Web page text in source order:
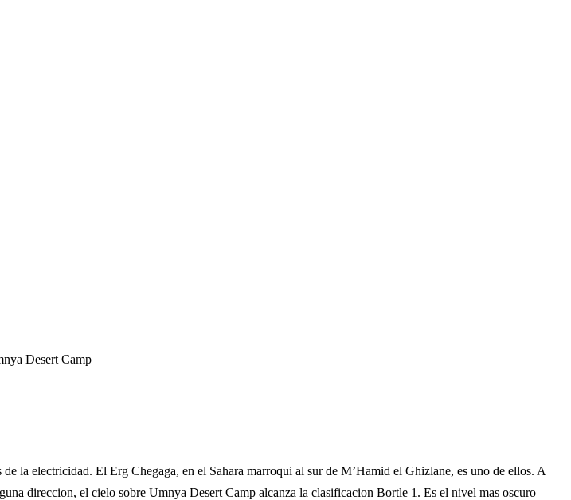
Desert Camp
la electricidad. El Erg Chegaga, en el Sahara marroqui al sur de M’Hamid el Ghizlane, es uno de ellos. A
direccion, el cielo sobre Umnya Desert Camp alcanza la clasificacion Bortle 1. Es el nivel mas oscuro